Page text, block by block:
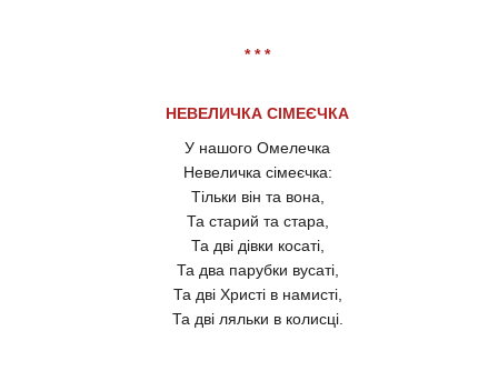
* * *
НЕВЕЛИЧКА СІМЕЄЧКА
У нашого Омелечка
Невеличка сімеєчка:
Тільки він та вона,
Та старий та стара,
Та дві дівки косаті,
Та два парубки вусаті,
Та дві Христі в намисті,
Та дві ляльки в колисці.